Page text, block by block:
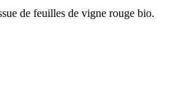
de feuilles de vigne rouge bio.